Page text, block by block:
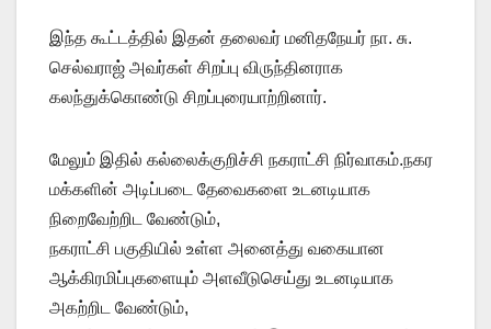
இந்த கூட்டத்தில் இதன் தலைவர் மனிதநேயர் நா. சு.
செல்வராஜ் அவர்கள் சிறப்பு விருந்தினராக
கலந்துக்கொண்டு சிறப்புரையாற்றினார்.
மேலும் இதில் கல்லைக்குறிச்சி நகராட்சி நிர்வாகம்.நகர
மக்களின் அடிப்படை தேவைகளை உடனடியாக
நிறைவேற்றிட வேண்டும்,
நகராட்சி பகுதியில் உள்ள அனைத்து வகையான
ஆக்கிரமிப்புகளையும் அளவீடுசெய்து உடனடியாக
அகற்றிட வேண்டும்,